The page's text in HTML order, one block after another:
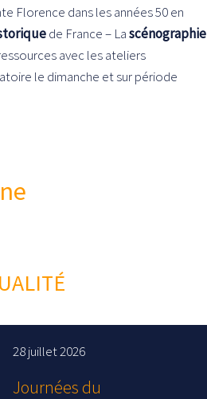
Florence dans les années 50 en
de France – Lascénographie
avec les ateliers
le dimanche et sur période
28 juillet 2026
Journées du